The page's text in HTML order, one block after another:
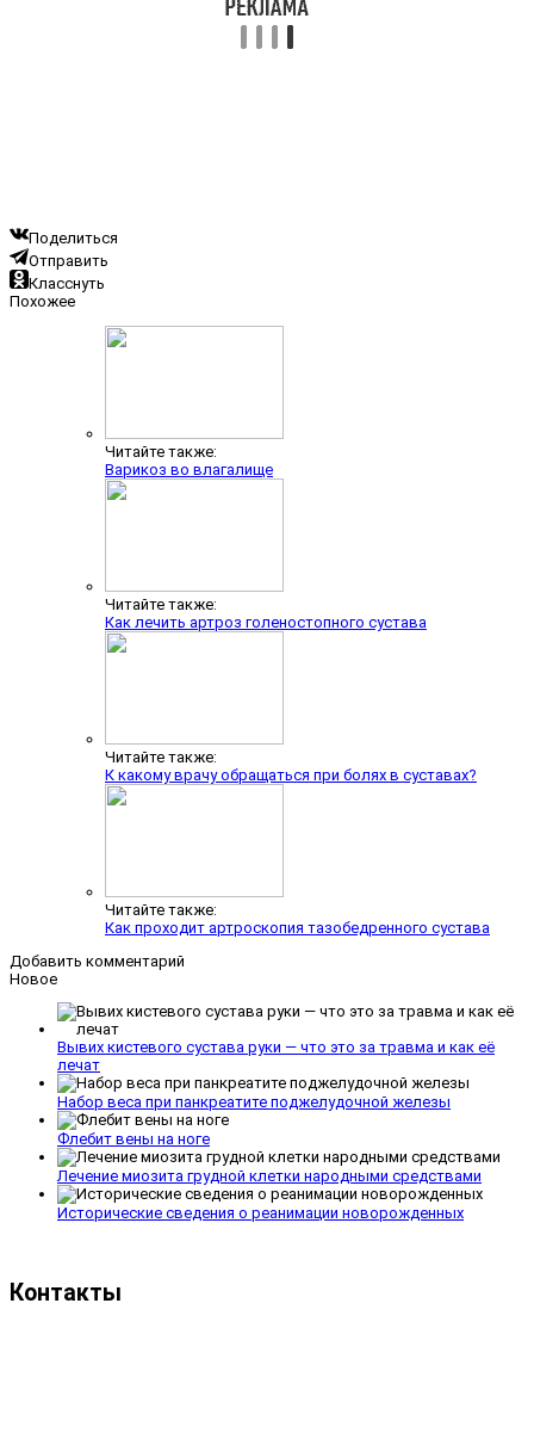
Поделиться
Отправить
Класснуть
Похожее
Читайте также:
Варикоз во влагалище
Читайте также:
Как лечить артроз голеностопного сустава
Читайте также:
К какому врачу обращаться при болях в суставах?
Читайте также:
Как проходит артроскопия тазобедренного сустава
Добавить комментарий
Новое
Вывих кистевого сустава руки — что это за травма и как её
лечат
Набор веса при панкреатите поджелудочной железы
Флебит вены на ноге
Лечение миозита грудной клетки народными средствами
Исторические сведения о реанимации новорожденных
Контакты